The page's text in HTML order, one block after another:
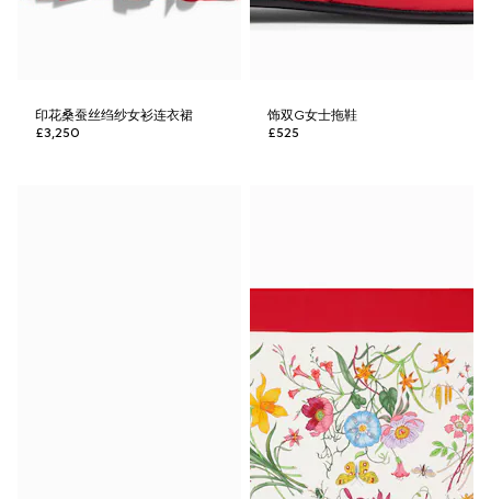
印花桑蚕丝绉纱女衫连衣裙
£3,250
饰双G女士拖鞋
£525